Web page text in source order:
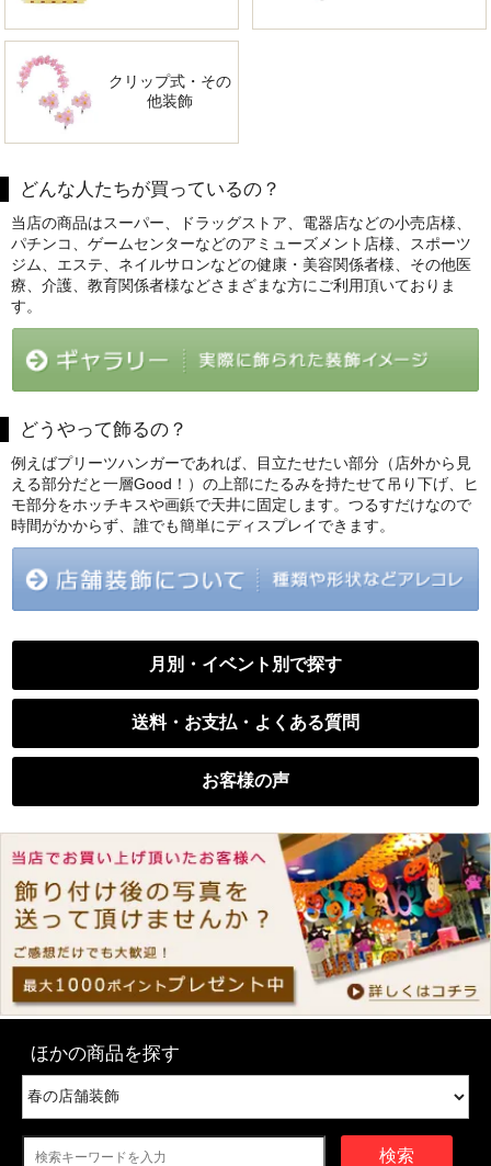
クリップ式・その
他装飾
どんな人たちが買っているの？
当店の商品はスーパー、ドラッグストア、電器店などの小売店様、
パチンコ、ゲームセンターなどのアミューズメント店様、スポーツ
ジム、エステ、ネイルサロンなどの健康・美容関係者様、その他医
療、介護、教育関係者様などさまざまな方にご利用頂いておりま
す。
どうやって飾るの？
例えばプリーツハンガーであれば、目立たせたい部分（店外から見
える部分だと一層Good！）の上部にたるみを持たせて吊り下げ、ヒ
モ部分をホッチキスや画鋲で天井に固定します。つるすだけなので
時間がかからず、誰でも簡単にディスプレイできます。
月別・イベント別で探す
送料・お支払・よくある質問
お客様の声
ほかの商品を探す
検索